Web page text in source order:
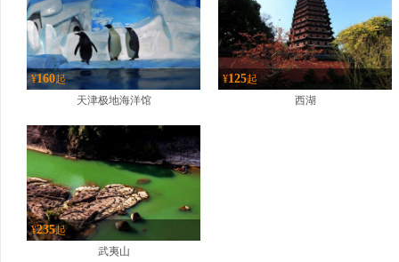
¥160起
天津极地海洋馆
¥125起
西湖
¥235起
武夷山